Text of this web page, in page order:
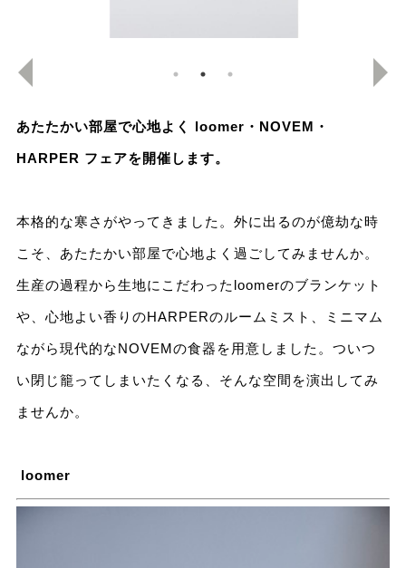
あたたかい部屋で心地よく loomer・NOVEM・
HARPER フェアを開催します。
本格的な寒さがやってきました。外に出るのが億劫な時
こそ、あたたかい部屋で心地よく過ごしてみませんか。
生産の過程から生地にこだわったloomerのブランケット
や、心地よい香りのHARPERのルームミスト、ミニマム
ながら現代的なNOVEMの食器を用意しました。ついつ
い閉じ籠ってしまいたくなる、そんな空間を演出してみ
ませんか。
loomer